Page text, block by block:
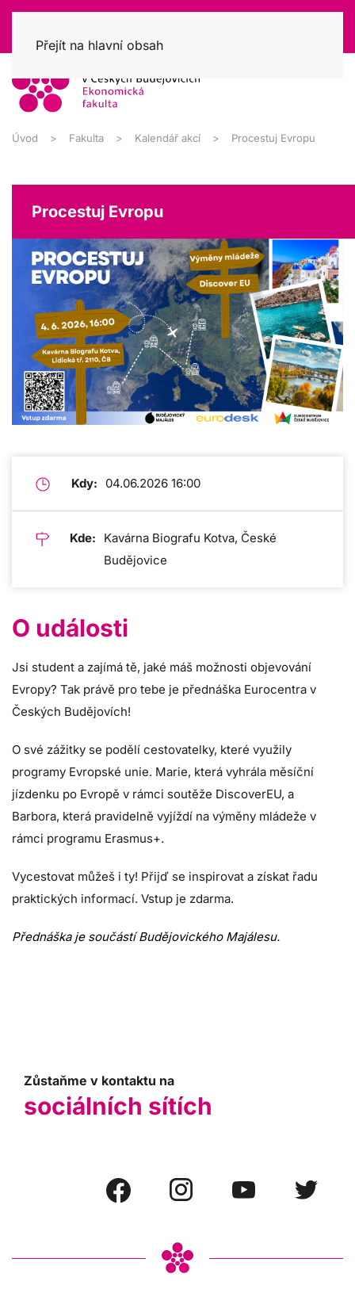
Přejít na hlavní obsah
Úvod Fakulta Kalendář akcí Procestuj Evropu
Procestuj Evropu
Kdy: 04.06.2026 16:00
Kde:
Kavárna Biografu Kotva, České
Budějovice
O události
Jsi student a zajímá tě, jaké máš možnosti objevování
Evropy? Tak právě pro tebe je přednáška Eurocentra v
Českých Budějovích!
O své zážitky se podělí cestovatelky, které využily
programy Evropské unie. Marie, která vyhrála měsíční
jízdenku po Evropě v rámci soutěže DiscoverEU, a
Barbora, která pravidelně vyjíždí na výměny mládeže v
rámci programu Erasmus+.
Vycestovat můžeš i ty! Přijď se inspirovat a získat řadu
praktických informací. Vstup je zdarma.
Přednáška je součástí Budějovického Majálesu.
Zůstaňme v kontaktu na
sociálních sítích